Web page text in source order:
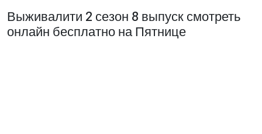
Выживалити 2 сезон 8 выпуск смотреть
онлайн бесплатно на Пятнице